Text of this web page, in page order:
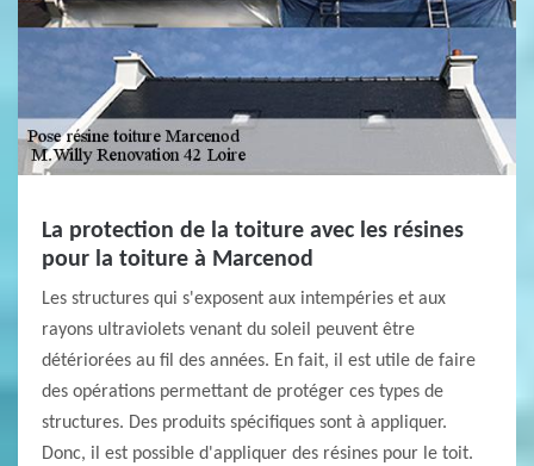
La protection de la toiture avec les résines
pour la toiture à Marcenod
Les structures qui s'exposent aux intempéries et aux
rayons ultraviolets venant du soleil peuvent être
détériorées au fil des années. En fait, il est utile de faire
des opérations permettant de protéger ces types de
structures. Des produits spécifiques sont à appliquer.
Donc, il est possible d'appliquer des résines pour le toit.